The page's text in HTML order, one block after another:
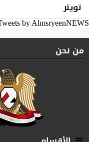
تويتر
by AlmsryeenNEWS
من نحن